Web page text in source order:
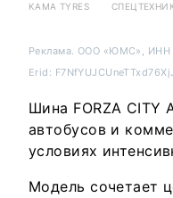
KAMA TYRES
Реклама. ООО «ЮМС», ИНН
Erid:
Шина FORZA CITY
автобусов и
условиях
Модель сочетает